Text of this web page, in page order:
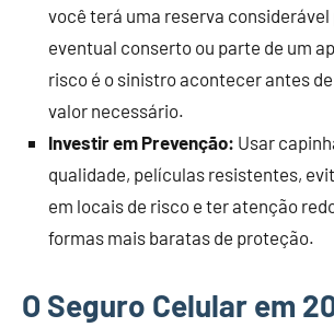
você terá uma reserva
eventual conserto ou parte de um
risco é o sinistro acontecer antes
valor necessário.
Investir em Prevenção: Usar
qualidade, películas resistentes,
em locais de risco e ter atenção
formas mais baratas de proteção.
O Seguro Celular em